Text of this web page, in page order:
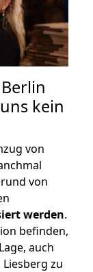
kein
von
von
werden.
befinden,
auch
zu